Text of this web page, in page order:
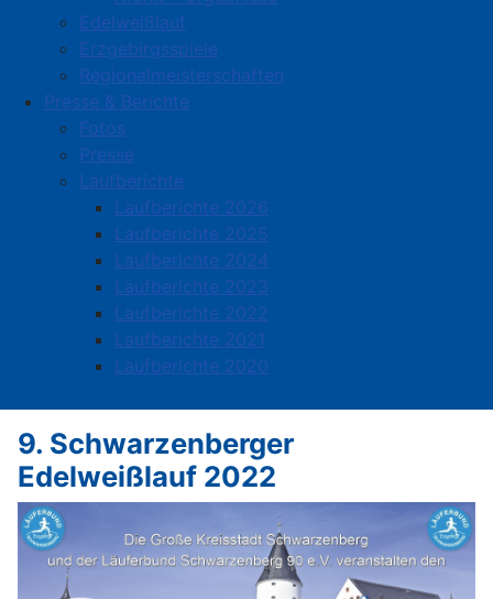
Edelweißlauf
Erzgebirgsspiele
Regionalmeisterschaften
Presse & Berichte
Fotos
Presse
Laufberichte
Laufberichte 2026
Laufberichte 2025
Laufberichte 2024
Laufberichte 2023
Laufberichte 2022
Laufberichte 2021
Laufberichte 2020
9. Schwarzenberger
Edelweißlauf 2022